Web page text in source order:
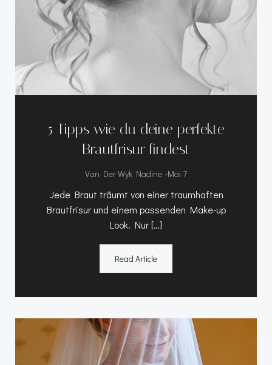
5 Tipps wie du deine perfekte
Brautfrisur findest
Van Der Wyk Nadine -Mai 7
Jede Braut träumt von einer traumhaften
Brautfrisur und einem passenden Make-up
Look. Nur […]
Read Article